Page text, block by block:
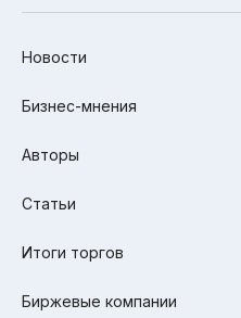
Новости
Бизнес-мнения
Авторы
Статьи
Итоги торгов
Биржевые компании